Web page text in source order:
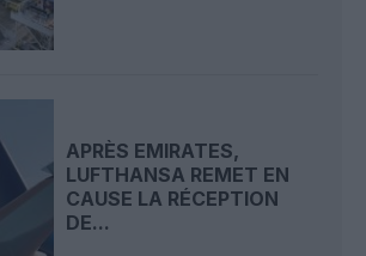
APRÈS EMIRATES,
LUFTHANSA REMET EN
CAUSE LA RÉCEPTION
DE...